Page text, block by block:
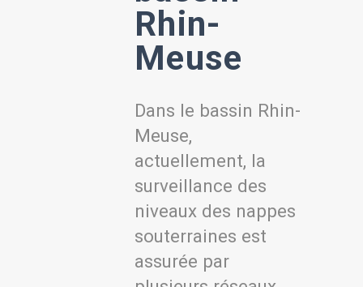
Rhin-
Meuse
Dans le bassin Rhin-
Meuse,
actuellement, la
surveillance des
niveaux des nappes
souterraines est
assurée par